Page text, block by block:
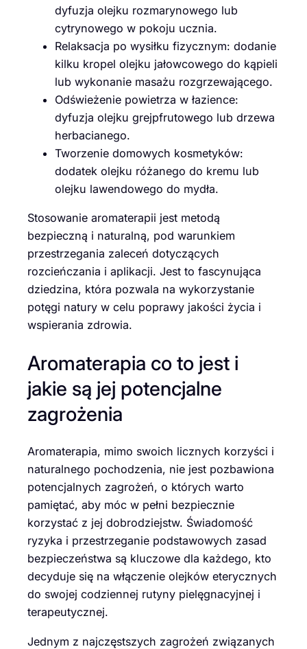
dyfuzja olejku rozmarynowego lub
cytrynowego w pokoju ucznia.
Relaksacja po wysiłku fizycznym: dodanie
kilku kropel olejku jałowcowego do kąpieli
lub wykonanie masażu rozgrzewającego.
Odświeżenie powietrza w łazience:
dyfuzja olejku grejpfrutowego lub drzewa
herbacianego.
Tworzenie domowych kosmetyków:
dodatek olejku różanego do kremu lub
olejku lawendowego do mydła.
Stosowanie aromaterapii jest metodą
bezpieczną i naturalną, pod warunkiem
przestrzegania zaleceń dotyczących
rozcieńczania i aplikacji. Jest to fascynująca
dziedzina, która pozwala na wykorzystanie
potęgi natury w celu poprawy jakości życia i
wspierania zdrowia.
Aromaterapia co to jest i
jakie są jej potencjalne
zagrożenia
Aromaterapia, mimo swoich licznych korzyści i
naturalnego pochodzenia, nie jest pozbawiona
potencjalnych zagrożeń, o których warto
pamiętać, aby móc w pełni bezpiecznie
korzystać z jej dobrodziejstw. Świadomość
ryzyka i przestrzeganie podstawowych zasad
bezpieczeństwa są kluczowe dla każdego, kto
decyduje się na włączenie olejków eterycznych
do swojej codziennej rutyny pielęgnacyjnej i
terapeutycznej.
Jednym z najczęstszych zagrożeń związanych